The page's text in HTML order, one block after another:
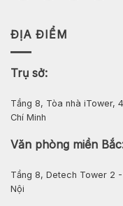
ĐỊA ĐIỂM
Trụ sở:
Tầng 8, Tòa nhà iTower,
Chí Minh
Văn phòng miền
Tầng 8, Detech Tower 2 -
Nội